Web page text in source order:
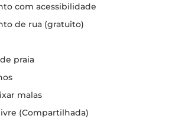
com acessibilidade
de rua (gratuito)
praia
malas
(Compartilhada)